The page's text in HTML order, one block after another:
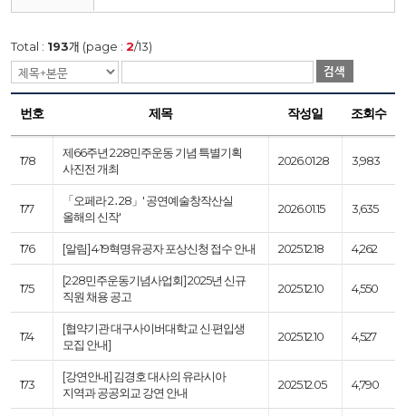
Total : 193개 (page : 2/13)
검색
번호 제목 작성일 조회수
178
제66주년 2·28민주운동 기념 특별기획
사진전 개최
2026.01.28 3,983
177
「오페라 2․28」' 공연예술창작산실
올해의 신작'
2026.01.15 3,635
176 [알림] 4·19혁명유공자 포상신청 접수 안내 2025.12.18 4,262
175
[2·28민주운동기념사업회] 2025년 신규
직원 채용 공고
2025.12.10 4,550
174
[협약기관 대구사이버대학교 신·편입생
모집 안내]
2025.12.10 4,527
173
[강연안내] 김경호 대사의 유라시아
지역과 공공외교 강연 안내
2025.12.05 4,790